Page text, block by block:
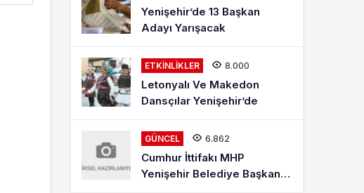
Yenişehir’de 13 Başkan
Adayı Yarışacak
ETKINLIKLER 8.000
Letonyalı Ve Makedon
Dansçılar Yenişehir’de
GÜNCEL 6.862
Cumhur İttifakı MHP
Yenişehir Belediye Başkan